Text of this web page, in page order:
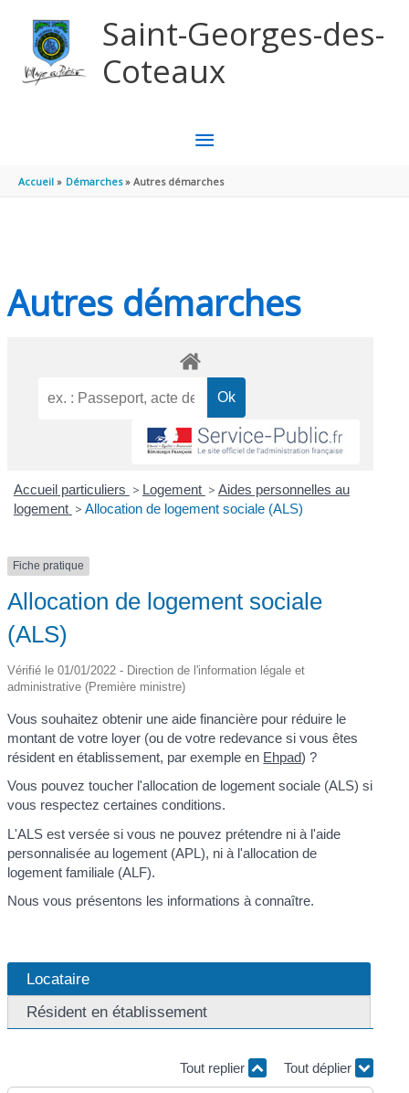
Saint-Georges-des-
Coteaux
MENU
PRINCIPAL
Accueil Démarches Autres démarches
Autres démarches
Accueil particuliers > Logement > Aides personnelles au
logement > Allocation de logement sociale (ALS)
Fiche pratique
Allocation de logement sociale
(ALS)
Vérifié le 01/01/2022 - Direction de l'information légale et
administrative (Première ministre)
Vous souhaitez obtenir une aide financière pour réduire le
montant de votre loyer (ou de votre redevance si vous êtes
résident en établissement, par exemple en Ehpad) ?
Vous pouvez toucher l'allocation de logement sociale (ALS) si
vous respectez certaines conditions.
L'ALS est versée si vous ne pouvez prétendre ni à l'aide
personnalisée au logement (APL), ni à l'allocation de
logement familiale (ALF).
Nous vous présentons les informations à connaître.
Locataire
Résident en établissement
Tout replier Tout déplier